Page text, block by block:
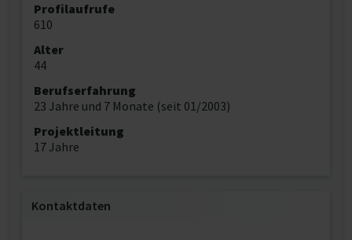
Profilaufrufe
610
Alter
44
Berufserfahrung
23 Jahre und 7 Monate (seit 01/2003)
Projektleitung
17 Jahre
Kontaktdaten